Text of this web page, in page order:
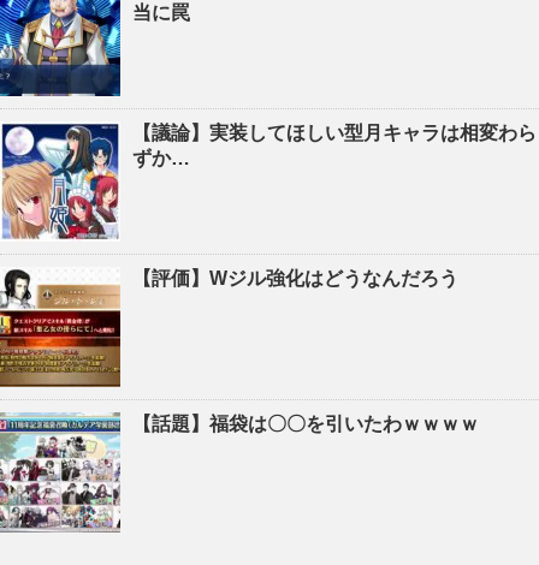
当に罠
【議論】実装してほしい型月キャラは相変わら
ずか…
【評価】Wジル強化はどうなんだろう
【話題】福袋は〇〇を引いたわｗｗｗｗ